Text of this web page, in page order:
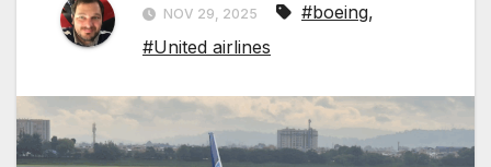
NOV 29, 2025 #boeing,
#United airlines